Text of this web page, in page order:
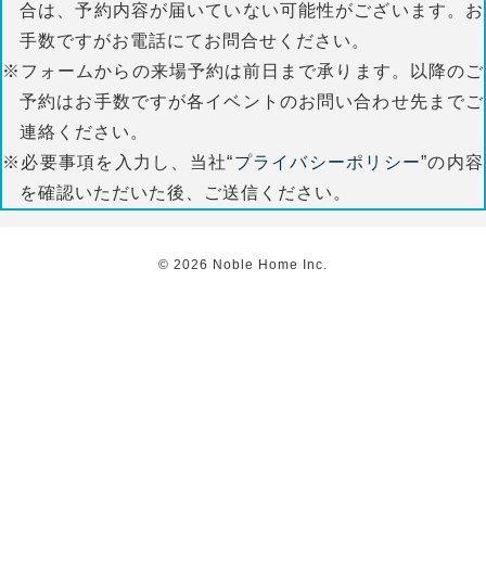
合は、予約内容が届いていない可能性がございます。お
手数ですがお電話にてお問合せください。
※フォームからの来場予約は前日まで承ります。以降のご
予約はお手数ですが各イベントのお問い合わせ先までご
連絡ください。
※必要事項を入力し、当社“プライバシーポリシー”の内容
を確認いただいた後、ご送信ください。
© 2026 Noble Home Inc.